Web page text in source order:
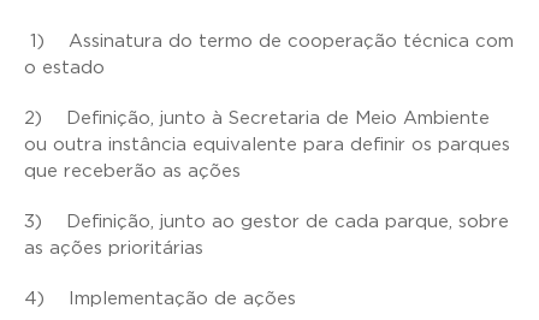
1) Assinatura do termo de cooperação técnica com
o estado
2)
Definição, junto à Secretaria de Meio Ambiente
ou outra instância equivalente para definir os parques
que receberão as ações
3)
Definição, junto ao gestor de cada parque, sobre
as ações prioritárias
4) Implementação de ações